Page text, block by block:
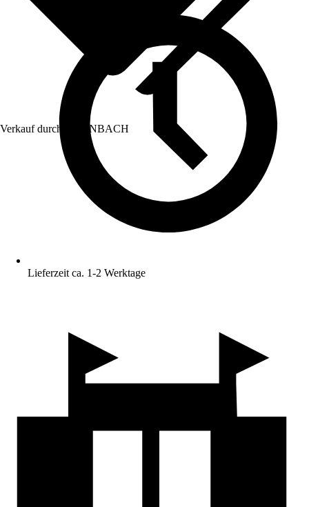
Verkauf durch: HORNBACH
Lieferzeit ca. 1-2 Werktage